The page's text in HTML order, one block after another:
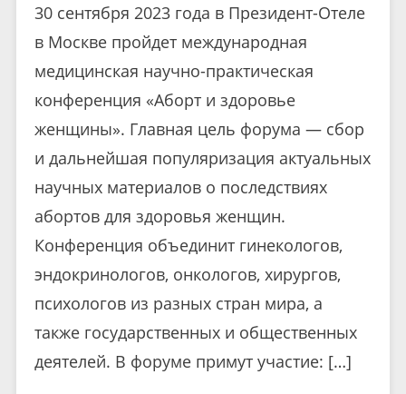
30 сентября 2023 года в Президент-Отеле
в Москве пройдет международная
медицинская научно-практическая
конференция «Аборт и здоровье
женщины». Главная цель форума — сбор
и дальнейшая популяризация актуальных
научных материалов о последствиях
абортов для здоровья женщин.
Конференция объединит гинекологов,
эндокринологов, онкологов, хирургов,
психологов из разных стран мира, а
также государственных и общественных
деятелей. В форуме примут участие: […]